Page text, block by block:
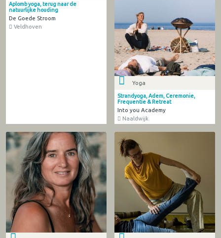
Aplomb yoga, terug naar de
natuurlijke houding
De Goede Stroom
Veldhoven
Yoga
Strandyoga, Adem, Ceremonie,
Frequentie & Retreat
Into you Academy
Naaldwijk